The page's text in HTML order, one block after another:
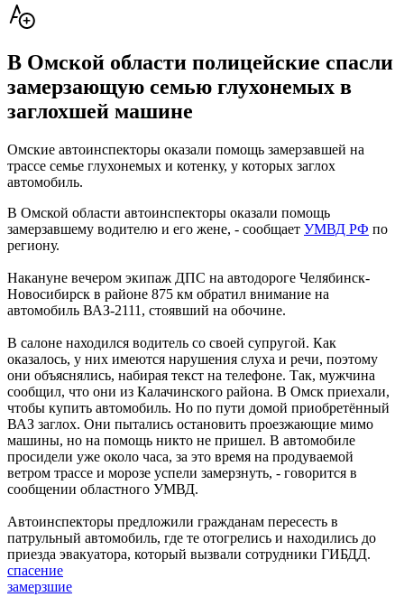
В Омской области полицейские спасли
замерзающую семью глухонемых в
заглохшей машине
Омские автоинспекторы оказали помощь замерзавшей на
трассе семье глухонемых и котенку, у которых заглох
автомобиль.
В Омской области автоинспекторы оказали помощь
замерзавшему водителю и его жене, - сообщает УМВД РФ по
региону.
Накануне вечером экипаж ДПС на автодороге Челябинск-
Новосибирск в районе 875 км обратил внимание на
автомобиль ВАЗ-2111, стоявший на обочине.
В салоне находился водитель со своей супругой. Как
оказалось, у них имеются нарушения слуха и речи, поэтому
они объяснялись, набирая текст на телефоне. Так, мужчина
сообщил, что они из Калачинского района. В Омск приехали,
чтобы купить автомобиль. Но по пути домой приобретённый
ВАЗ заглох. Они пытались остановить проезжающие мимо
машины, но на помощь никто не пришел. В автомобиле
просидели уже около часа, за это время на продуваемой
ветром трассе и морозе успели замерзнуть, - говорится в
сообщении областного УМВД.
Автоинспекторы предложили гражданам пересесть в
патрульный автомобиль, где те отогрелись и находились до
приезда эвакуатора, который вызвали сотрудники ГИБДД.
спасение
замерзшие